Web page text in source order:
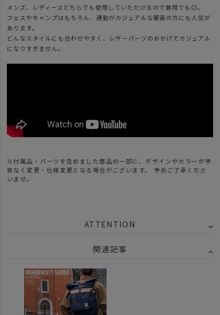
メンズ、レディースどちらでも使用していただけるので兼用でも◎。
フェスやキャンプはもちろん、通勤がカジュアルな服装の方にも人気が
あります。
どんなスタイルにも合わせやすく、レザーパーツのおかげでカジュアル
になりすぎません。
※付属品・パーツを含めました商品の一部に、デザインやカラーが予
告なく変更・仕様変更となる場合がございます。 予めご了承くださ
いませ。
ATTENTION
関連記事